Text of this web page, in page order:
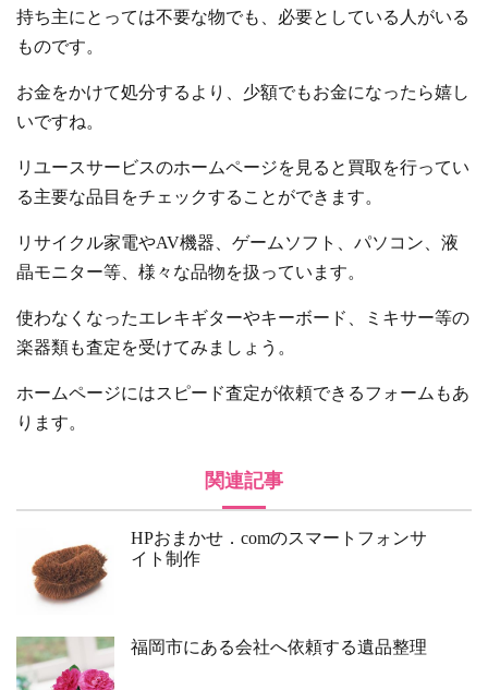
持ち主にとっては不要な物でも、必要としている人がいる
ものです。
お金をかけて処分するより、少額でもお金になったら嬉し
いですね。
リユースサービスのホームページを見ると買取を行ってい
る主要な品目をチェックすることができます。
リサイクル家電やAV機器、ゲームソフト、パソコン、液
晶モニター等、様々な品物を扱っています。
使わなくなったエレキギターやキーボード、ミキサー等の
楽器類も査定を受けてみましょう。
ホームページにはスピード査定が依頼できるフォームもあ
ります。
関連記事
HPおまかせ．comのスマートフォンサ
イト制作
福岡市にある会社へ依頼する遺品整理